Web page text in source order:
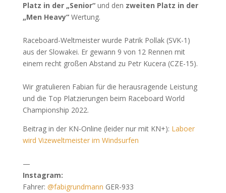
Platz in der „Senior“ und den zweiten Platz in der
„Men Heavy“Wertung.
Raceboard-Weltmeister wurde Patrik Pollak (SVK-1)
aus der Slowakei. Er gewann 9 von 12 Rennen mit
einem recht großen Abstand zu Petr Kucera (CZE-15).
Wir gratulieren Fabian für die herausragende Leistung
und die Top Platzierungen beim Raceboard World
Championship 2022.
Beitrag in der KN-Online (leider nur mit KN+): Laboer
wird Vizeweltmeister im Windsurfen
—
Instagram:
Fahrer: @fabigrundmann GER-933